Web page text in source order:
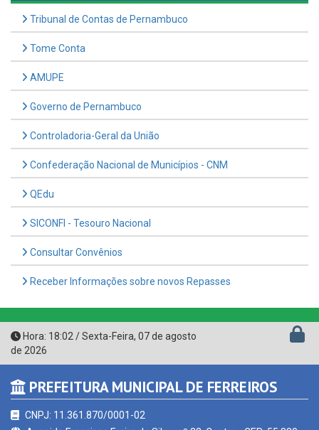
Tome Conta
AMUPE
Governo de Pernambuco
Controladoria-Geral da União
Confederação Nacional de Municípios - CNM
QEdu
SICONFI - Tesouro Nacional
Consultar Convênios
Receber Informações sobre novos Repasses
Hora:18:02/Sexta-Feira,07 de agosto
de 2026
PREFEITURA MUNICIPAL DE FERREIROS
CNPJ: 11.361.870/0001-02
000